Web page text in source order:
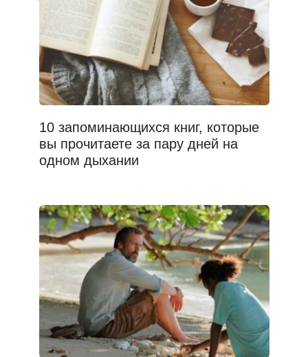
10 запоминающихся книг, которые
вы прочитаете за пару дней на
одном дыхании